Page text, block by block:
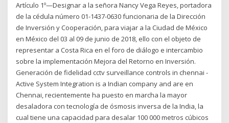
Artículo 1º—Designar a la señora Nancy Vega Reyes, portadora
de la cédula número 01-1437-0630 funcionaria de la Dirección
de Inversión y Cooperación, para viajar a la Ciudad de México
en México del 03 al 09 de junio de 2018, ello con el objeto de
representar a Costa Rica en el foro de diálogo e intercambio
sobre la implementación Mejora del Retorno en Inversión.
Generación de fidelidad cctv surveillance controls in chennai -
Active System Integration is a Indian company and are en
Chennai, recientemente ha puesto en marcha la mayor
desaladora con tecnología de ósmosis inversa de la India, la
cual tiene una capacidad para desalar 100 000 metros cúbicos